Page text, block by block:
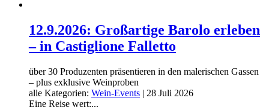
12.9.2026: Großartige Barolo erleben
– in Castiglione Falletto
über 30 Produzenten präsentieren in den malerischen Gassen
– plus exklusive Weinproben
alle Kategorien: Wein-Events | 28 Juli 2026
Eine Reise wert:...